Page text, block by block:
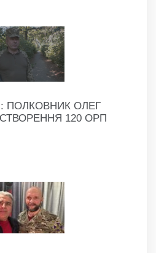
ПОЛКОВНИК ОЛЕГ
120 ОРП